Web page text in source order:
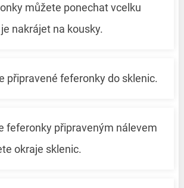
můžete ponechat vcelku
nakrájet na kousky.
připravené feferonky do sklenic.
feferonky připraveným nálevem
okraje sklenic.